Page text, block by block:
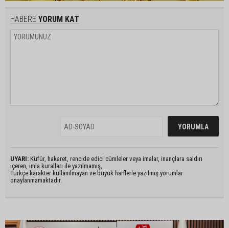
HABERE YORUM KAT
UYARI: Küfür, hakaret, rencide edici cümleler veya imalar, inançlara saldırı
içeren, imla kuralları ile yazılmamış,
Türkçe karakter kullanılmayan ve büyük harflerle yazılmış yorumlar
onaylanmamaktadır.